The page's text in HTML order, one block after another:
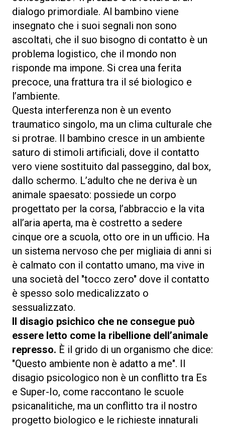
dialogo primordiale. Al bambino viene
insegnato che i suoi segnali non sono
ascoltati, che il suo bisogno di contatto è un
problema logistico, che il mondo non
risponde ma impone. Si crea una ferita
precoce, una frattura tra il sé biologico e
l’ambiente.
Questa interferenza non è un evento
traumatico singolo, ma un clima culturale che
si protrae. Il bambino cresce in un ambiente
saturo di stimoli artificiali, dove il contatto
vero viene sostituito dal passeggino, dal box,
dallo schermo. L’adulto che ne deriva è un
animale spaesato: possiede un corpo
progettato per la corsa, l’abbraccio e la vita
all’aria aperta, ma è costretto a sedere
cinque ore a scuola, otto ore in un ufficio. Ha
un sistema nervoso che per migliaia di anni si
è calmato con il contatto umano, ma vive in
una società del "tocco zero" dove il contatto
è spesso solo medicalizzato o
sessualizzato.
Il disagio psichico che ne consegue può
essere letto come la ribellione dell’animale
represso. È il grido di un organismo che dice:
"Questo ambiente non è adatto a me". Il
disagio psicologico non è un conflitto tra Es
e Super-Io, come raccontano le scuole
psicanalitiche, ma un conflitto tra il nostro
progetto biologico e le richieste innaturali